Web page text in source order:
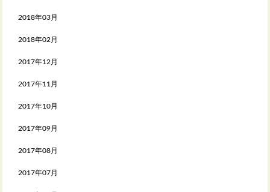
2018年03月
2018年02月
2017年12月
2017年11月
2017年10月
2017年09月
2017年08月
2017年07月